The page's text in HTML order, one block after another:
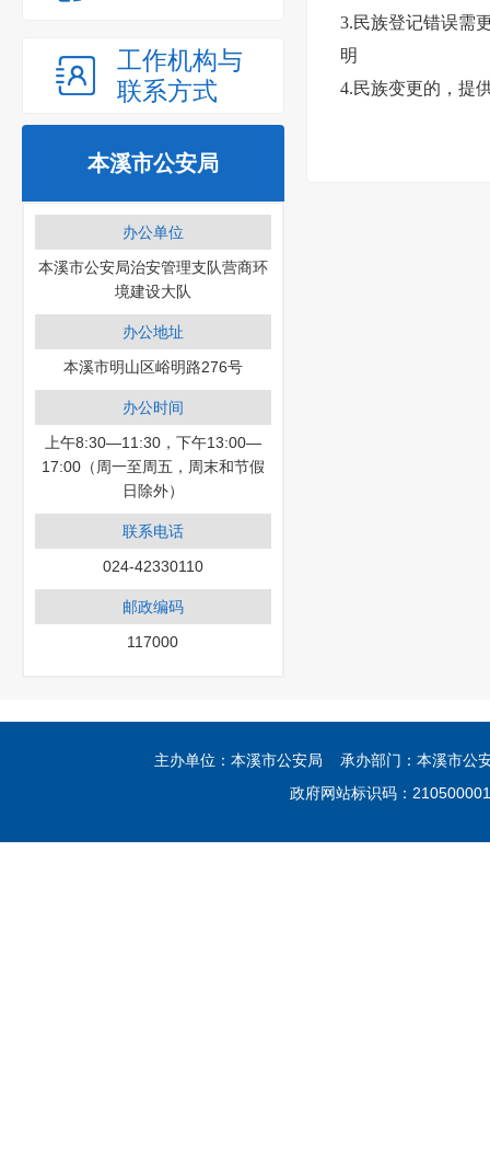
工作机构与
联系方式
本溪市公安局
办公单位
本溪市公安局治安管理支队营商环
境建设大队
办公地址
本溪市明山区峪明路276号
办公时间
上午8:30—11:30，下午13:00—
17:00（周一至周五，周末和节假
日除外）
联系电话
024-42330110
邮政编码
117000
3.民族登记错误需
明
4.民族变更的，提
主办单位：本溪市公安局 承办部门：本溪市
政府网站标识码：